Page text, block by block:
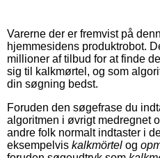
Varerne der er fremvist på
hjemmesidens produktrobot.
millioner af tilbud for at finde
sig til kalkmørtel, og som
din søgning bedst.
Foruden den søgefrase du
algoritmen i øvrigt medregnet
andre folk normalt indtaster i
eksempelvis kalkmörtel og